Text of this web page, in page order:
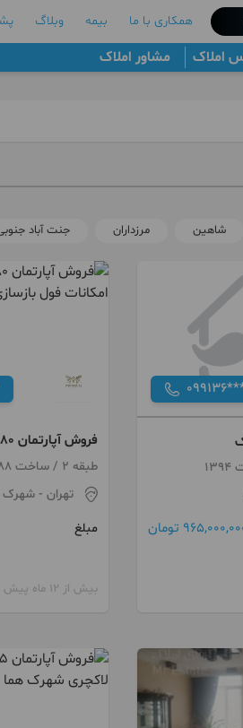
همکاری با ما بیمه وبلاگ
املاک مشاور املاک
شاهین مرزداران جنت آباد
تومان
امکانات فول
طبقه 2 / ساخت 1388 / آسانسور
تهران - شهرک
مبلغ
بیش از 12 ماه پیش